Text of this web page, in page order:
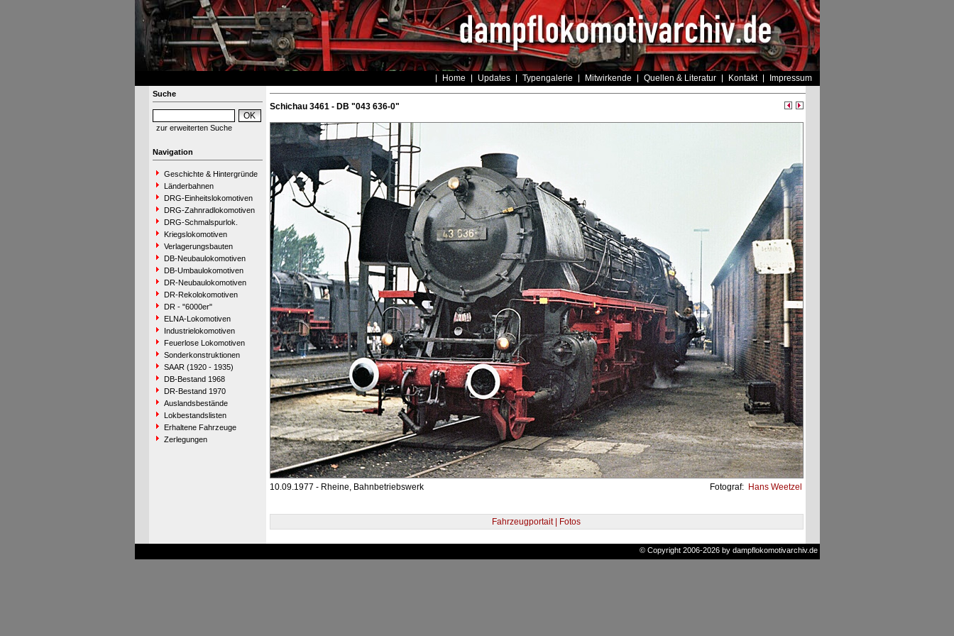
Home Updates Typengalerie Mitwirkende Quellen & Literatur Kontakt Impressum
Suche
zur erweiterten Suche
Navigation
Geschichte & Hintergründe
Länderbahnen
DRG-Einheitslokomotiven
DRG-Zahnradlokomotiven
DRG-Schmalspurlok.
Kriegslokomotiven
Verlagerungsbauten
DB-Neubaulokomotiven
DB-Umbaulokomotiven
DR-Neubaulokomotiven
DR-Rekolokomotiven
DR - "6000er"
ELNA-Lokomotiven
Industrielokomotiven
Feuerlose Lokomotiven
Sonderkonstruktionen
SAAR (1920 - 1935)
DB-Bestand 1968
DR-Bestand 1970
Auslandsbestände
Lokbestandslisten
Erhaltene Fahrzeuge
Zerlegungen
Schichau 3461 - DB "043 636-0"
10.09.1977 - Rheine, Bahnbetriebswerk Fotograf: Hans Weetzel
Fahrzeugportait | Fotos
© Copyright 2006-2026 by dampflokomotivarchiv.de